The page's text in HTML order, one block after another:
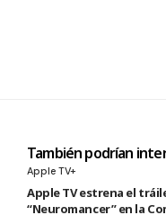
También podrían
Apple TV+
Apple TV estrena el
“Neuromancer” en la